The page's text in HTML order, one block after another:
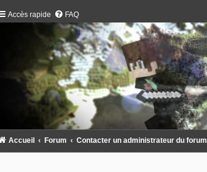
Accès rapide FAQ
Accueil Forum Contacter un administrateur du forum